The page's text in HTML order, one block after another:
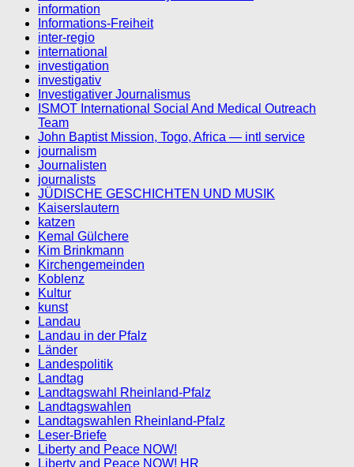
information
Informations-Freiheit
inter-regio
international
investigation
investigativ
Investigativer Journalismus
ISMOT International Social And Medical Outreach
Team
John Baptist Mission, Togo, Africa — intl service
journalism
Journalisten
journalists
JÜDISCHE GESCHICHTEN UND MUSIK
Kaiserslautern
katzen
Kemal Gülchere
Kim Brinkmann
Kirchengemeinden
Koblenz
Kultur
kunst
Landau
Landau in der Pfalz
Länder
Landespolitik
Landtag
Landtagswahl Rheinland-Pfalz
Landtagswahlen
Landtagswahlen Rheinland-Pfalz
Leser-Briefe
Liberty and Peace NOW!
Liberty and Peace NOW! HR